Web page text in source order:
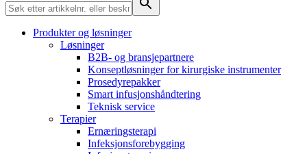
Produktkatalog​
Finn produktene du leter etter. ​Besøk B. Brauns
produktkatalog for å​ se den komplette produktporteføljen.
Urinretensjon​
Selvkateterisering med deg og​
miljøet i fokus. Besøk våre sider for å ​
Innovasjonshub​
La oss drive innovasjon innen medisinsk ​teknologi sammen.
Lær mer om vår innovasjonshub og presenter din idé.​
Produkter og løsninger
Løsninger
B2B- og bransjepartnere
Konseptløsninger for kirurgiske instrumenter
Prosedyrepakker
Smart infusjonshåndtering
Teknisk service
Terapier
Ernæringsterapi
Infeksjonsforebygging